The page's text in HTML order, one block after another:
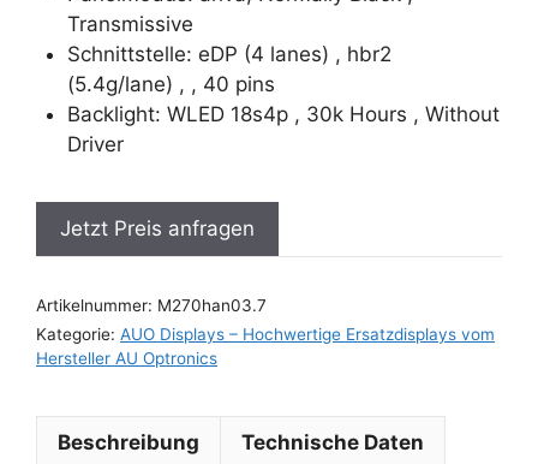
Transmissive
Schnittstelle: eDP (4 lanes) , hbr2
(5.4g/lane) , , 40 pins
Backlight: WLED 18s4p , 30k Hours , Without
Driver
Jetzt Preis anfragen
Artikelnummer: M270han03.7
Kategorie: AUO Displays – Hochwertige Ersatzdisplays vom
Hersteller AU Optronics
Beschreibung Technische Daten